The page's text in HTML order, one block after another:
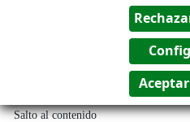
Salto al contenido